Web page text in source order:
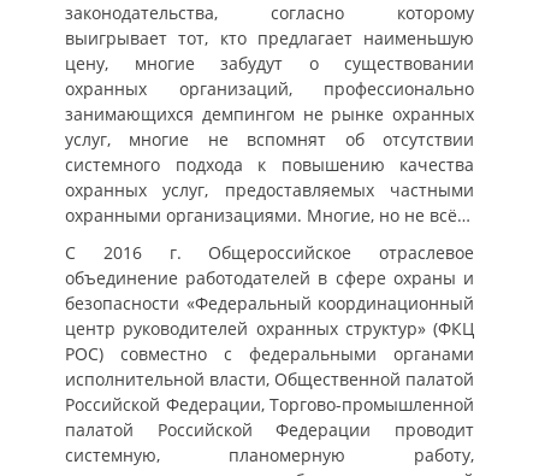
законодательства, согласно которому
выигрывает тот, кто предлагает наименьшую
цену, многие забудут о существовании
охранных организаций, профессионально
занимающихся демпингом не рынке охранных
услуг, многие не вспомнят об отсутствии
системного подхода к повышению качества
охранных услуг, предоставляемых частными
охранными организациями. Многие, но не всё…
С 2016 г. Общероссийское отраслевое
объединение работодателей в сфере охраны и
безопасности «Федеральный координационный
центр руководителей охранных структур» (ФКЦ
РОС) совместно с федеральными органами
исполнительной власти, Общественной палатой
Российской Федерации, Торгово-промышленной
палатой Российской Федерации проводит
системную, планомерную работу,